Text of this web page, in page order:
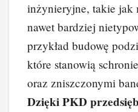
inżynieryjne, takie jak
nawet bardziej
przykład budowę
które stanowią
oraz zniszczonymi
Dzięki PKD